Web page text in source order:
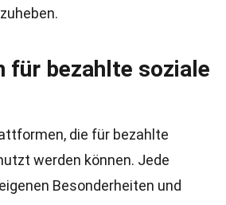
für bezahlte soziale
die für bezahlte
werden können. Jede
Besonderheiten und